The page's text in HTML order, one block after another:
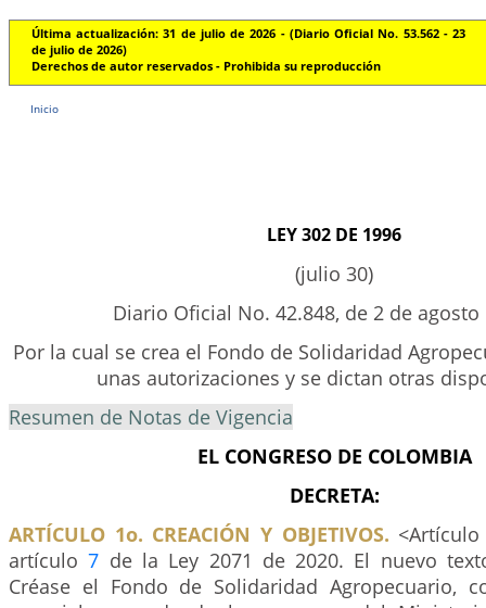
Última actualización: 31 de julio de 2026 - (Diario Oficial No. 53.562 - 23
de julio de 2026)
Derechos de autor reservados - Prohibida su reproducción
Inicio
LEY 302 DE 1996
(julio 30)
Diario Oficial No. 42.848, de 2 de agosto
Por la cual se crea el Fondo de Solidaridad
unas autorizaciones y se dictan otras
Resumen de Notas de Vigencia
EL CONGRESO DE COLOMBIA
DECRETA:
ARTÍCULO 1o. CREACIÓN Y OBJETIVOS.
artículo7 de la Ley 2071 de 2020. El nuevo
Créase el Fondo de Solidaridad Agropecuario,